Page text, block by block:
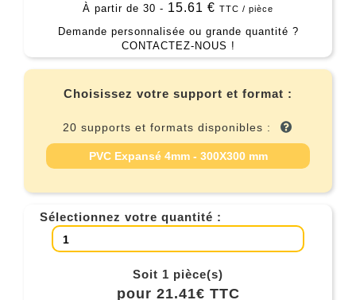
À partir de 30 - 15.61 € TTC / pièce
Demande personnalisée ou grande quantité ?
CONTACTEZ-NOUS !
Choisissez votre support et format :
20 supports et formats disponibles :
PVC Expansé 4mm - 300X300 mm
Sélectionnez votre quantité :
Soit 1 pièce(s)
pour 21.41€ TTC